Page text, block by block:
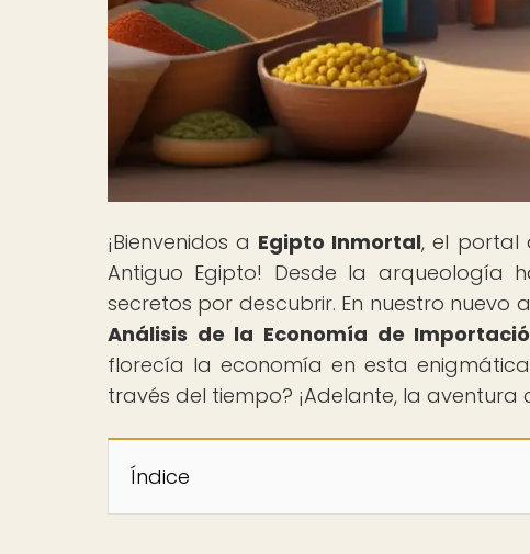
¡Bienvenidos a Egipto Inmortal, el portal
Antiguo Egipto! Desde la arqueología
secretos por descubrir. En nuestro nuevo
Análisis de la Economía de
florecía la economía en esta
través del tiempo? ¡Adelante, la aventura
Índice